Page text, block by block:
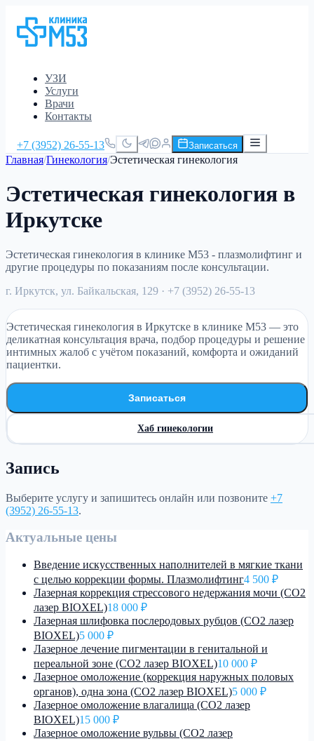
УЗИ
Услуги
Врачи
Контакты
+7 (3952) 26-55-13 Записаться
Главная/Гинекология/Эстетическая гинекология
Эстетическая гинекология в
Иркутске
Эстетическая гинекология в клинике М53 - плазмолифтинг и
другие процедуры по показаниям после консультации.
г. Иркутск, ул. Байкальская, 129 · +7 (3952) 26-55-13
Эстетическая гинекология в Иркутске в клинике М53 — это
деликатная консультация врача, подбор процедуры и решение
интимных жалоб с учётом показаний, комфорта и ожиданий
пациентки.
Записаться
Хаб гинекологии
Запись
Выберите услугу и запишитесь онлайн или позвоните +7
(3952) 26-55-13.
Актуальные цены
Введение искусственных наполнителей в мягкие ткани
с целью коррекции формы. Плазмолифтинг4 500 ₽
Лазерная коррекция стрессового недержания мочи (CO2
лазер BIOXEL)18 000 ₽
Лазерная шлифовка послеродовых рубцов (CO2 лазер
BIOXEL)5 000 ₽
Лазерное лечение пигментации в генитальной и
переальной зоне (CO2 лазер BIOXEL)10 000 ₽
Лазерное омоложение (коррекция наружных половых
органов), одна зона (CO2 лазер BIOXEL)5 000 ₽
Лазерное омоложение влагалища (CO2 лазер
BIOXEL)15 000 ₽
Лазерное омоложение вульвы (CO2 лазер